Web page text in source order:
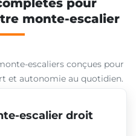
monte-escalier
escaliers conçues pour
et autonomie au quotidien.
escalier droit